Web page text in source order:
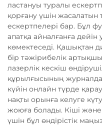
ластануы туралы
қорғану үшін жасалатын
ескертпелері бар. Бұл
апатқа айналғанға
көмектеседі. Қашықтан
бір тәжірибелік
лазерлік кескіш
құрылғысының
күйін онлайн түрде
нақты орынға келуге
жоюға болады. Кіші
үшін бұл өндірістік